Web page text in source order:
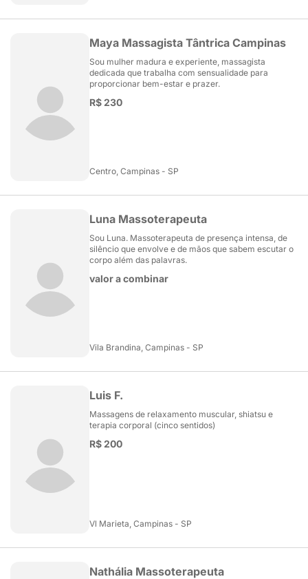
Maya Massagista Tântrica Campinas
Sou mulher madura e experiente, massagista
dedicada que trabalha com sensualidade para
proporcionar bem-estar e prazer.
R$ 230
Centro, Campinas - SP
Luna Massoterapeuta
Sou Luna. Massoterapeuta de presença intensa, de
silêncio que envolve e de mãos que sabem escutar o
corpo além das palavras.
valor a combinar
Vila Brandina, Campinas - SP
Luis F.
Massagens de relaxamento muscular, shiatsu e
terapia corporal (cinco sentidos)
R$ 200
Vl Marieta, Campinas - SP
Nathália Massoterapeuta